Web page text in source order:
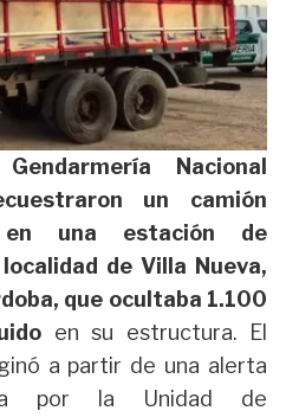
Nacional
un camión
en una estación de
de Villa Nueva,
que ocultaba 1.100
en su estructura. El
a partir de una alerta
por la Unidad de